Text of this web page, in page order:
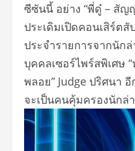
ซีซันนี้ อย่าง “พี่ดู๋ – สัญ
ประเดิมเปิดคอนเสิร์ตสั
ประจำรายการจากนัก
บุคคลเซอร์ไพร์สพิเศษ
พลอย” Judge ปริศนา
จะเป็นคนคุ้มครองนักล่